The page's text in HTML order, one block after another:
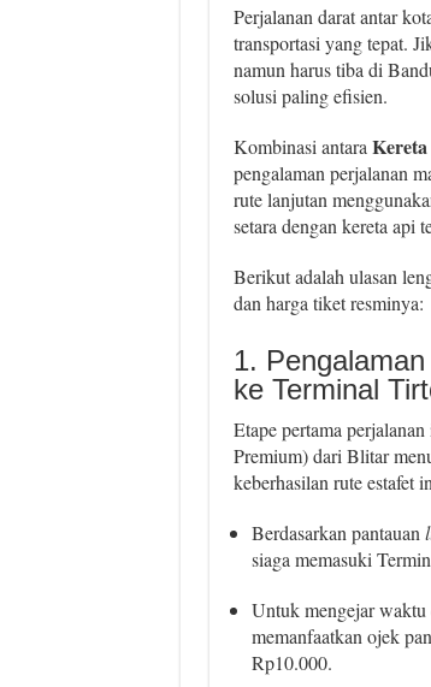
Perjalanan darat antar
transportasi yang tepat.
namun harus tiba di
solusi paling efisien.
Kombinasi antara
pengalaman perjalanan
rute lanjutan
setara dengan kereta
Berikut adalah ulasan
dan harga tiket resminya:
1.
ke Terminal
Etape pertama
Premium) dari Blitar
keberhasilan rute estafet
Berdasarkan pantauan
siaga memasuki
Untuk mengejar
memanfaatkan ojek
Rp10.000.